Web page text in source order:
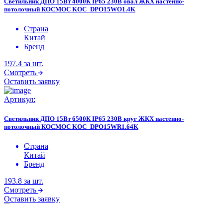
потолочный КОСМОС KOC_DPO15WO1.4K
Страна
Китай
Бренд
197.4 за шт.
Смотреть
Оставить заявку
Артикул:
Светильник ДПО 15Вт 6500К IP65 230В круг ЖКХ настенно-
потолочный КОСМОС KOC_DPO15WR1.64K
Страна
Китай
Бренд
193.8 за шт.
Смотреть
Оставить заявку